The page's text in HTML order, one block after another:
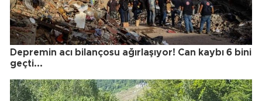
Depremin acı bilançosu ağırlaşıyor! Can kaybı 6 bini
geçti...